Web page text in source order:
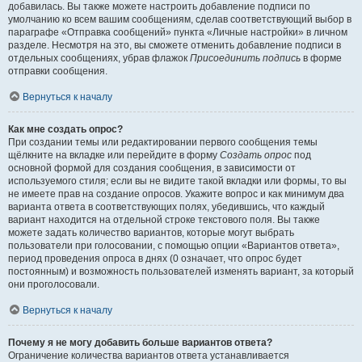
добавилась. Вы также можете настроить добавление подписи по
умолчанию ко всем вашим сообщениям, сделав соответствующий выбор в
параграфе «Отправка сообщений» пункта «Личные настройки» в личном
разделе. Несмотря на это, вы сможете отменить добавление подписи в
отдельных сообщениях, убрав флажок Присоединить подпись в форме
отправки сообщения.
Вернуться к началу
Как мне создать опрос?
При создании темы или редактировании первого сообщения темы
щёлкните на вкладке или перейдите в форму Создать опрос под
основной формой для создания сообщения, в зависимости от
используемого стиля; если вы не видите такой вкладки или формы, то вы
не имеете прав на создание опросов. Укажите вопрос и как минимум два
варианта ответа в соответствующих полях, убедившись, что каждый
вариант находится на отдельной строке текстового поля. Вы также
можете задать количество вариантов, которые могут выбрать
пользователи при голосовании, с помощью опции «Вариантов ответа»,
период проведения опроса в днях (0 означает, что опрос будет
постоянным) и возможность пользователей изменять вариант, за который
они проголосовали.
Вернуться к началу
Почему я не могу добавить больше вариантов ответа?
Ограничение количества вариантов ответа устанавливается